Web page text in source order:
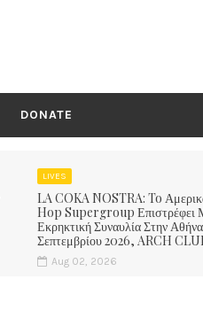
DONATE
LIVES
LA COKA NOSTRA: To
Hop Supergroup Επιστρέφει
Εκρηκτική Συναυλία Στην
Σεπτεμβρίου 2026, ARCH
Aug 02, 2026